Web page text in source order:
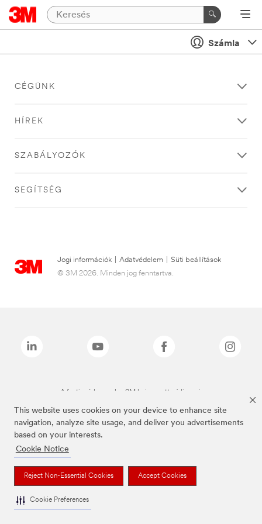
This website uses cookies on your device to enhance site
navigation, analyze site usage, and deliver you advertisements
based on your interests.
Cookie Notice
Reject Non-Essential Cookies Accept Cookies
Cookie Preferences
Számla
CÉGÜNK
HÍREK
SZABÁLYOZÓK
SEGÍTSÉG
Jogi információk Adatvédelem
Süti beállítások
© 3M 2026. Minden jog fenntartva.
A fenti márkanevek a 3M bejegyzett védjegyei.